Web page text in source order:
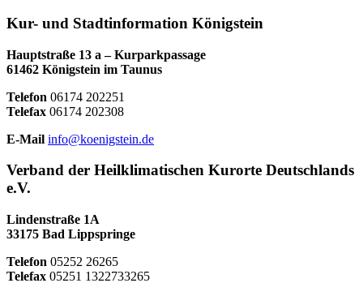
Kur- und Stadtinformation Königstein
Hauptstraße 13 a – Kurparkpassage
61462 Königstein im Taunus
Telefon 06174 202251
Telefax 06174 202308
E-Mail info@koenigstein.de
Verband der Heilklimatischen Kurorte Deutschlands
e.V.
Lindenstraße 1A
33175 Bad Lippspringe
Telefon 05252 26265
Telefax 05251 1322733265